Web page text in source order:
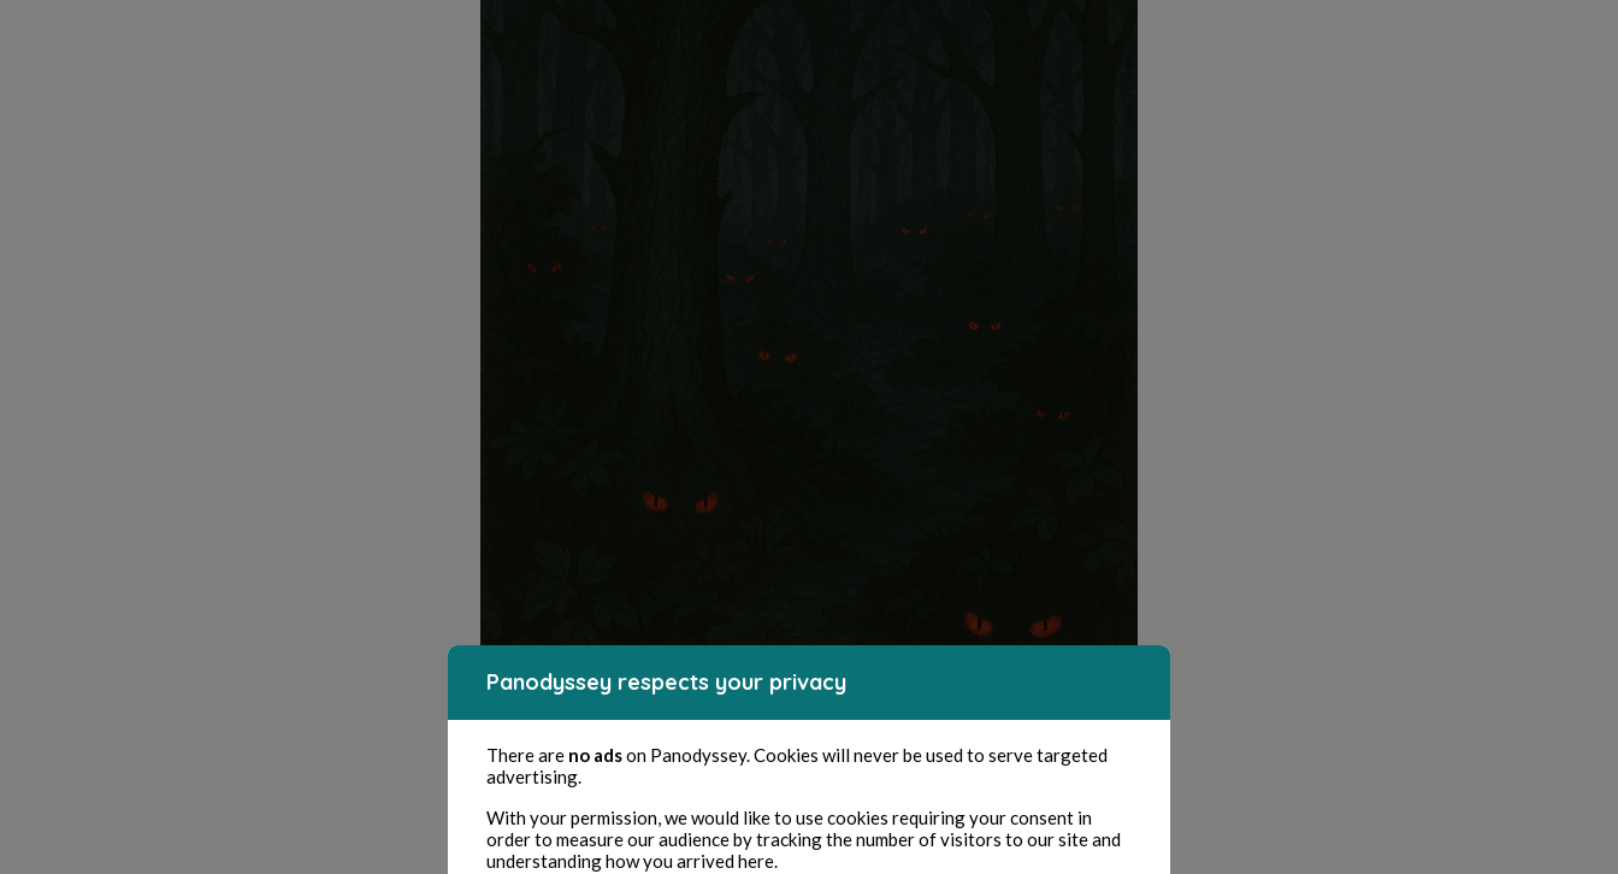
Ils entendent des bruits étranges venant de derrière eux.
Panodyssey respects your privacy
There are no adson Panodyssey. Cookies will never be used to serve targeted
advertising.
With your permission, we would like to use cookies requiring your consent in
order to measure our audience by tracking the number of visitors to our site and
understanding how you arrived here.